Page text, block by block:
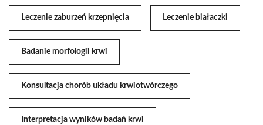
Leczenie zaburzeń krzepnięcia Leczenie białaczki
Badanie morfologii krwi
Konsultacja chorób układu krwiotwórczego
Interpretacja wyników badań krwi